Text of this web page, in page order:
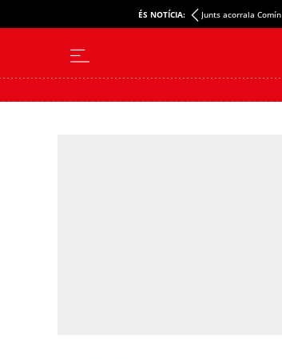
ÉS NOTÍCIA: Junts acorrala Comín